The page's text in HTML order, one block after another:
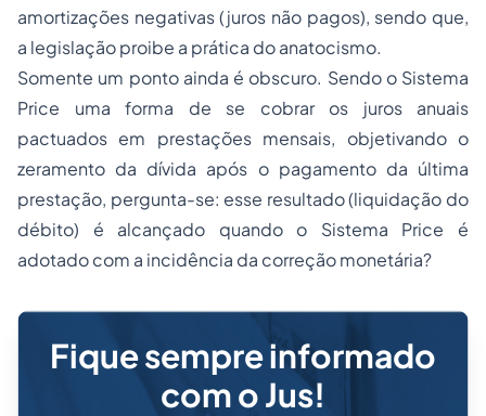
amortizações negativas(juros não pagos), sendo que,
a legislação proibe a prática do anatocismo.
Somente um ponto ainda é obscuro. Sendo o Sistema
Price uma forma de se cobrar os juros anuais
pactuados em prestações mensais, objetivando o
zeramento da dívida após o pagamento da última
prestação, pergunta-se: esse resultado (liquidação do
débito) é alcançado quando o Sistema Price é
adotado com a incidência da correção monetária?
Fique sempre informado
com o Jus!